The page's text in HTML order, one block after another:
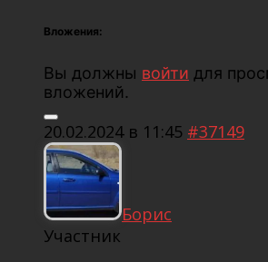
Вложения:
Вы должны войти для
вложений.
20.02.2024 в 11:45 #37149
Борис
Участник